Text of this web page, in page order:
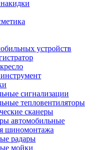
устройств
сигнализации
тепловентиляторы
сканеры
автомобильные
шиномонтажа
радары
мойки